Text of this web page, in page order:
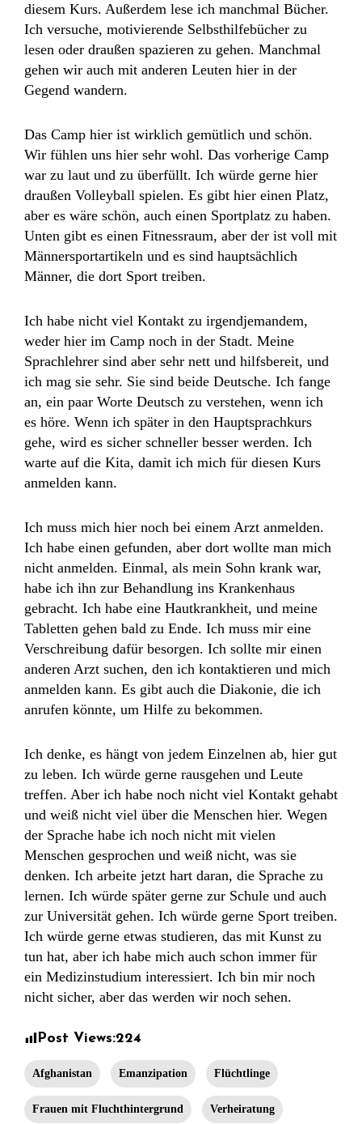
diesem Kurs. Außerdem lese ich manchmal Bücher.
Ich versuche, motivierende Selbsthilfebücher zu
lesen oder draußen spazieren zu gehen. Manchmal
gehen wir auch mit anderen Leuten hier in der
Gegend wandern.
Das Camp hier ist wirklich gemütlich und schön.
Wir fühlen uns hier sehr wohl. Das vorherige Camp
war zu laut und zu überfüllt. Ich würde gerne hier
draußen Volleyball spielen. Es gibt hier einen Platz,
aber es wäre schön, auch einen Sportplatz zu haben.
Unten gibt es einen Fitnessraum, aber der ist voll mit
Männersportartikeln und es sind hauptsächlich
Männer, die dort Sport treiben.
Ich habe nicht viel Kontakt zu irgendjemandem,
weder hier im Camp noch in der Stadt. Meine
Sprachlehrer sind aber sehr nett und hilfsbereit, und
ich mag sie sehr. Sie sind beide Deutsche. Ich fange
an, ein paar Worte Deutsch zu verstehen, wenn ich
es höre. Wenn ich später in den Hauptsprachkurs
gehe, wird es sicher schneller besser werden. Ich
warte auf die Kita, damit ich mich für diesen Kurs
anmelden kann.
Ich muss mich hier noch bei einem Arzt anmelden.
Ich habe einen gefunden, aber dort wollte man mich
nicht anmelden. Einmal, als mein Sohn krank war,
habe ich ihn zur Behandlung ins Krankenhaus
gebracht. Ich habe eine Hautkrankheit, und meine
Tabletten gehen bald zu Ende. Ich muss mir eine
Verschreibung dafür besorgen. Ich sollte mir einen
anderen Arzt suchen, den ich kontaktieren und mich
anmelden kann. Es gibt auch die Diakonie, die ich
anrufen könnte, um Hilfe zu bekommen.
Ich denke, es hängt von jedem Einzelnen ab, hier gut
zu leben. Ich würde gerne rausgehen und Leute
treffen. Aber ich habe noch nicht viel Kontakt gehabt
und weiß nicht viel über die Menschen hier. Wegen
der Sprache habe ich noch nicht mit vielen
Menschen gesprochen und weiß nicht, was sie
denken. Ich arbeite jetzt hart daran, die Sprache zu
lernen. Ich würde später gerne zur Schule und auch
zur Universität gehen. Ich würde gerne Sport treiben.
Ich würde gerne etwas studieren, das mit Kunst zu
tun hat, aber ich habe mich auch schon immer für
ein Medizinstudium interessiert. Ich bin mir noch
nicht sicher, aber das werden wir noch sehen.
Post Views:224
Afghanistan Emanzipation Flüchtlinge
Frauen mit Fluchthintergrund Verheiratung